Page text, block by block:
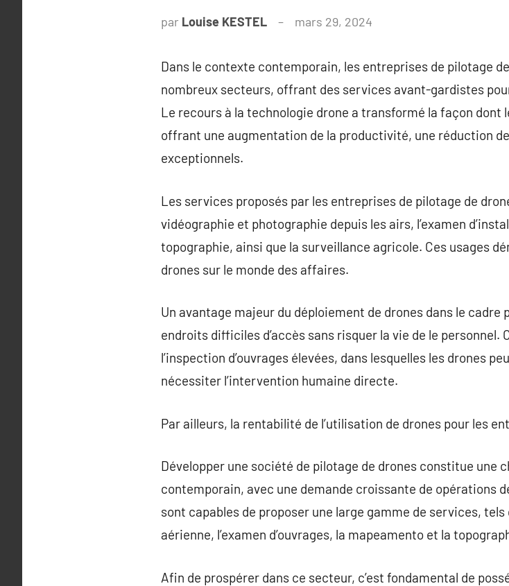
par Louise KESTEL mars 29, 2024
Dans le contexte contemporain, les entreprises de pilotage
nombreux secteurs, offrant des services avant-gardistes
Le recours à la technologie drone a transformé la façon
offrant une augmentation de la productivité, une réduction
exceptionnels.
Les services proposés par les entreprises de pilotage de
vidéographie et photographie depuis les airs, l’examen
topographie, ainsi que la surveillance agricole. Ces usages
drones sur le monde des affaires.
Un avantage majeur du déploiement de drones dans le
endroits difficiles d’accès sans risquer la vie de le
l’inspection d’ouvrages élevées, dans lesquelles les drones
nécessiter l’intervention humaine directe.
Par ailleurs, la rentabilité de l’utilisation de drones pour les
Développer une société de pilotage de drones constitue une
contemporain, avec une demande croissante de opérations
sont capables de proposer une large gamme de services,
aérienne, l’examen d’ouvrages, la mapeamento et la
Afin de prospérer dans ce secteur, c’est fondamental de